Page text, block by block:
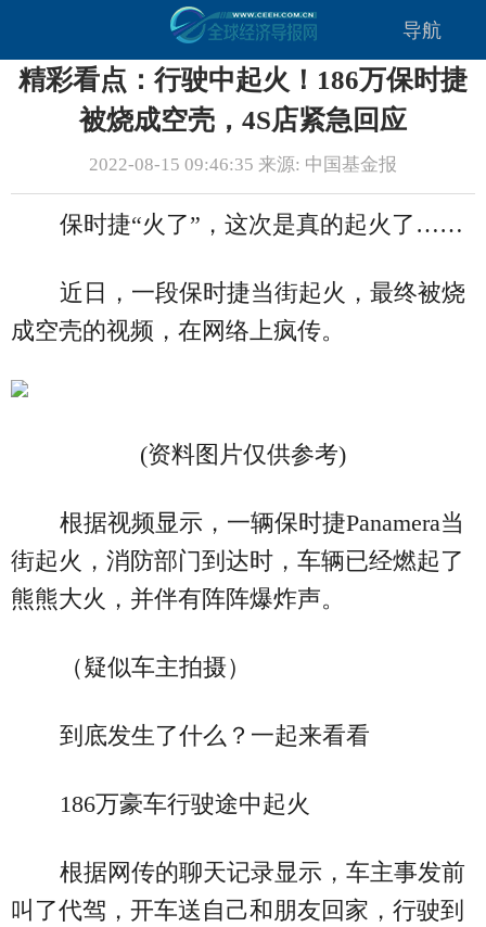
导航
精彩看点：行驶中起火！186万保时捷
被烧成空壳，4S店紧急回应
2022-08-15 09:46:35 来源: 中国基金报
保时捷“火了”，这次是真的起火了……
近日，一段保时捷当街起火，最终被烧
成空壳的视频，在网络上疯传。
(资料图片仅供参考)
根据视频显示，一辆保时捷Panamera当
街起火，消防部门到达时，车辆已经燃起了
熊熊大火，并伴有阵阵爆炸声。
（疑似车主拍摄）
到底发生了什么？一起来看看
186万豪车行驶途中起火
根据网传的聊天记录显示，车主事发前
叫了代驾，开车送自己和朋友回家，行驶到